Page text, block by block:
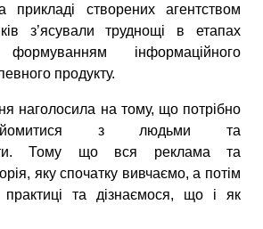
створених агентством
з’ясували труднощі в етапах
інформаційного
продукту.
наголосила на тому, що потрібно
з людьми та
Тому що вся реклама та
яку спочатку вивчаємо, а потім
та дізнаємося, що і як